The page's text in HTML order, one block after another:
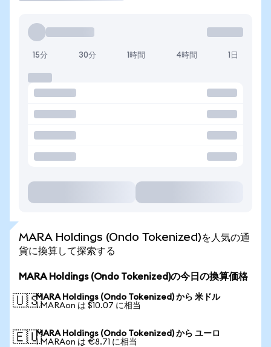
15分 30分 1時間 4時間 1日
MARA Holdings (Ondo Tokenized)を人気の通
貨に換算して探索する
MARA Holdings (Ondo Tokenized)の今日の換算価格
🇺🇸MARA Holdings (Ondo Tokenized) から 米ドル
1 MARAon は $10.07 に相当
🇪🇺MARA Holdings (Ondo Tokenized) から ユーロ
1 MARAon は €8.71 に相当